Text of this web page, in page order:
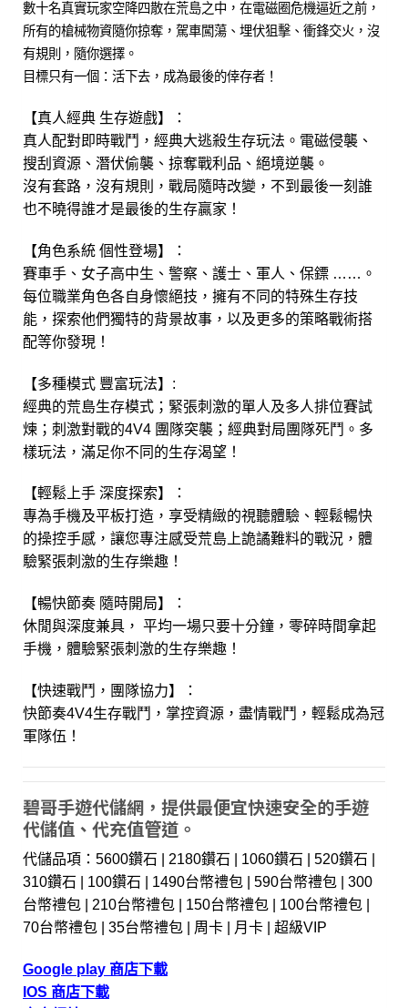
數十名真實玩家空降四散在荒島之中，在電磁圈危機逼近之前，
所有的槍械物資隨你掠奪，駕車闖蕩、埋伏狙擊、衝鋒交火，沒
有規則，隨你選擇。
目標只有一個：活下去，成為最後的倖存者！
【真人經典 生存遊戲】：
真人配對即時戰鬥，經典大逃殺生存玩法。電磁侵襲、
搜刮資源、潛伏偷襲、掠奪戰利品、絕境逆襲。
沒有套路，沒有規則，戰局隨時改變，不到最後一刻誰
也不曉得誰才是最後的生存贏家！
【角色系統 個性登場】：
賽車手、女子高中生、警察、護士、軍人、保鏢 ……。
每位職業角色各自身懷絕技，擁有不同的特殊生存技
能，探索他們獨特的背景故事，以及更多的策略戰術搭
配等你發現！
【多種模式 豐富玩法】:
經典的荒島生存模式；緊張刺激的單人及多人排位賽試
煉；刺激對戰的4V4 團隊突襲；經典對局團隊死鬥。多
樣玩法，滿足你不同的生存渴望！
【輕鬆上手 深度探索】：
專為手機及平板打造，享受精緻的視聽體驗、輕鬆暢快
的操控手感，讓您專注感受荒島上詭譎難料的戰況，體
驗緊張刺激的生存樂趣！
【暢快節奏 隨時開局】：
休閒與深度兼具， 平均一場只要十分鐘，零碎時間拿起
手機，體驗緊張刺激的生存樂趣！
【快速戰鬥，團隊協力】：
快節奏4V4生存戰鬥，掌控資源，盡情戰鬥，輕鬆成為冠
軍隊伍！
碧哥手遊代儲網，提供最便宜快速安全的手遊
代儲值、代充值管道。
代儲品項：5600鑽石 | 2180鑽石 | 1060鑽石 | 520鑽石 |
310鑽石 | 100鑽石 | 1490台幣禮包 | 590台幣禮包 | 300
台幣禮包 | 210台幣禮包 | 150台幣禮包 | 100台幣禮包 |
70台幣禮包 | 35台幣禮包 | 周卡 | 月卡 | 超級VIP
Google play 商店下載
IOS 商店下載